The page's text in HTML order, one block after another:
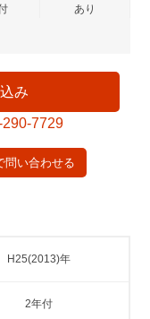
あり
み
7729
問い合わせる
H25(2013)年
2年付